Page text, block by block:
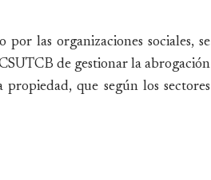
las organizaciones sociales, se
de gestionar la abrogación
que según los sectores